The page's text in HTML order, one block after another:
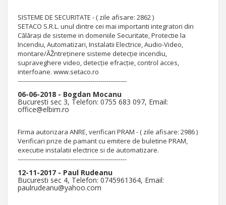
SISTEME DE SECURITATE - ( zile afisare: 2862 )
SETACO S.R.L. unul dintre cei mai importanti integratori din
Călărași de sisteme in domeniile Securitate, Protectie la
Incendiu, Automatizari, Instalatii Electrice, Audio-Video,
montare/ĂŽntreținere sisteme detecție incendiu,
supraveghere video, detecție efracție, control acces,
interfoane. www.setaco.ro
------------------------------------------------------
06-06-2018 - Bogdan Mocanu
Bucuresti sec 3, Telefon: 0755 683 097, Email:
office@elbim.ro
Firma autorizara ANRE, verificari PRAM - ( zile afisare: 2986 )
Verificari prize de pamant cu emitere de buletine PRAM,
executie instalatii electrice si de automatizare.
------------------------------------------------------
12-11-2017 - Paul Rudeanu
Bucuresti sec 4, Telefon: 0745961364, Email:
paulrudeanu@yahoo.com